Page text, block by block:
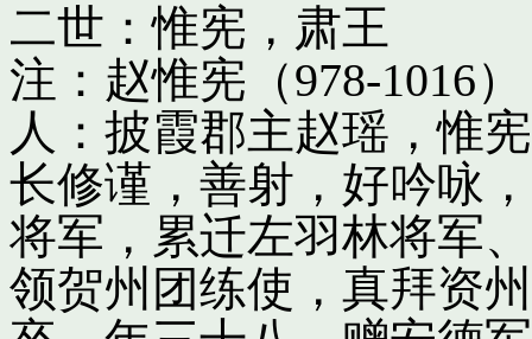
二世：惟宪，肃王
注：赵惟宪（978-1016
人：披霞郡主赵瑶，惟
长修谨，善射，好吟咏
将军，累迁左羽林将军
领贺州团练使，真拜资